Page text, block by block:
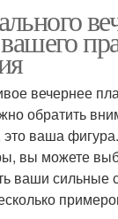
вечернее
обратить
это ваша
вы можете
ваши сильные